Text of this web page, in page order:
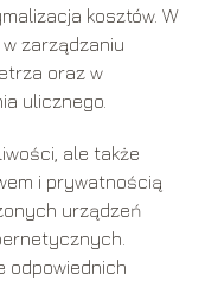
kosztów. W
zarządzaniu
oraz w
ulicznego.
ale także
i prywatnością
urządzeń
odpowiednich